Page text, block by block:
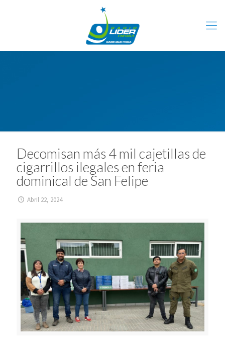
Decomisan más 4 mil cajetillas de
cigarrillos ilegales en feria
dominical de San Felipe
Abril 22, 2024